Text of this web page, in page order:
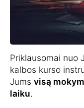
Priklausomai nuo
kalbos kurso
Jums visą
laiku.